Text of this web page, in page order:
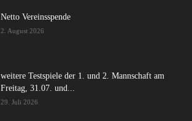
Netto Vereinsspende
2. August 2026
weitere Testspiele der 1. und 2. Mannschaft am
Freitag, 31.07. und...
29. Juli 2026